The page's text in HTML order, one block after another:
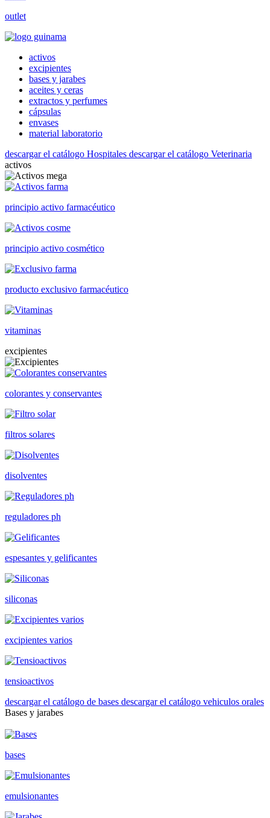
outlet
activos
excipientes
bases y jarabes
aceites y ceras
extractos y perfumes
cápsulas
envases
material laboratorio
descargar el catálogo Hospitales descargar el catálogo Veterinaria
activos
principio activo farmacéutico
principio activo cosmético
producto exclusivo farmacéutico
vitaminas
excipientes
colorantes y conservantes
filtros solares
disolventes
reguladores ph
espesantes y gelificantes
siliconas
excipientes varios
tensioactivos
descargar el catálogo de bases descargar el catálogo vehiculos orales
Bases y jarabes
bases
emulsionantes